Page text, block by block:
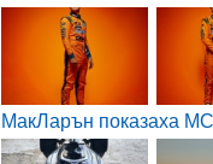
МакЛарън показаха